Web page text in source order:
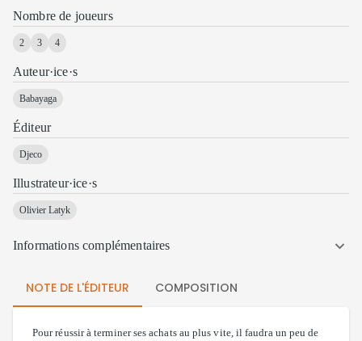
Nombre de joueurs
2 3 4
Auteur·ice·s
Babayaga
Éditeur
Djeco
Illustrateur·ice·s
Olivier Latyk
Informations complémentaires
NOTE DE L'ÉDITEUR COMPOSITION
Pour réussir à terminer ses achats au plus vite, il faudra un peu de